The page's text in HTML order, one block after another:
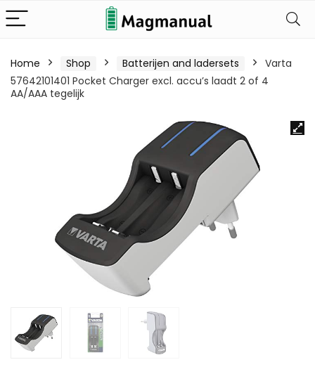
Home Shop Batterijen and ladersets
Varta
57642101401 Pocket Charger excl. accu’s laadt 2 of 4
AA/AAA tegelijk